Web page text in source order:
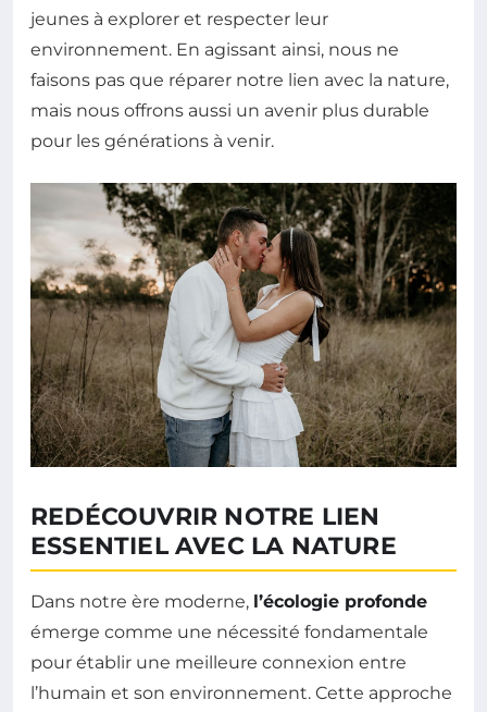
jeunes à explorer et respecter leur
environnement. En agissant ainsi, nous ne
faisons pas que réparer notre lien avec la nature,
mais nous offrons aussi un avenir plus durable
pour les générations à venir.
REDÉCOUVRIR NOTRE LIEN
ESSENTIEL AVEC LA NATURE
Dans notre ère moderne, l’écologie profonde
émerge comme une nécessité fondamentale
pour établir une meilleure connexion entre
l’humain et son environnement. Cette approche